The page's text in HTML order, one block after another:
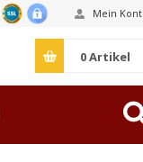
Mein
0Artikel